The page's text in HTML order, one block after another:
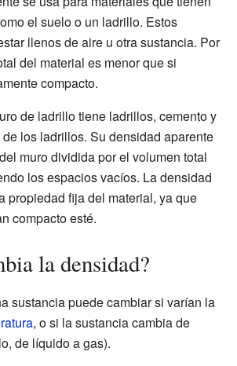
el suelo o un ladrillo. Estos
llenos de aire u otra sustancia. Por
del material es menor que si
compacto.
de ladrillo tiene ladrillos, cemento y
los ladrillos. Su densidad aparente
muro dividida por el volumen total
los espacios vacíos. La densidad
propiedad fija del material, ya que
compacto esté.
la densidad?
sustancia puede cambiar si varían la
, o si la sustancia cambia de
de líquido a gas).